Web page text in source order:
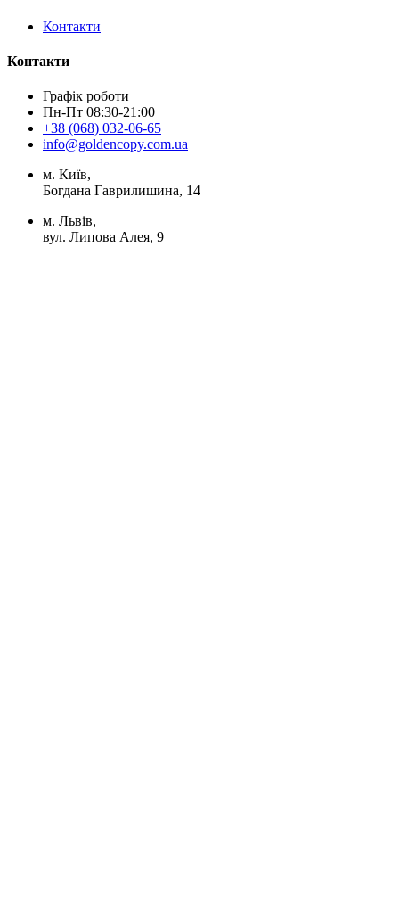
Контакти
Контакти
Графік роботи
Пн-Пт 08:30-21:00
+38 (068) 032-06-65
info@goldencopy.com.ua
м. Київ,
Богдана Гаврилишина, 14
м. Львів,
вул. Липова Алея, 9